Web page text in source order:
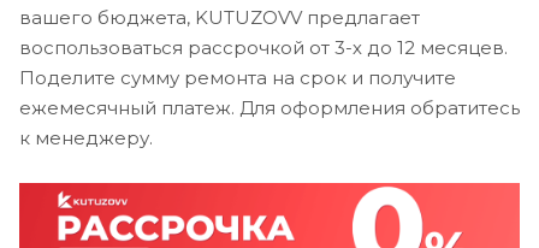
вашего бюджета, KUTUZOVV предлагает
воспользоваться рассрочкой от 3-х до 12 месяцев.
Поделите сумму ремонта на срок и получите
ежемесячный платеж. Для оформления обратитесь
к менеджеру.